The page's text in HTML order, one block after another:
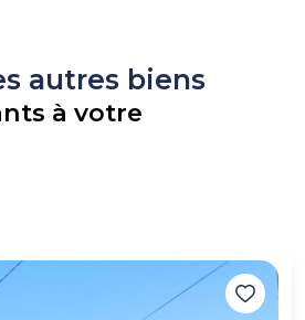
autres biens
à votre